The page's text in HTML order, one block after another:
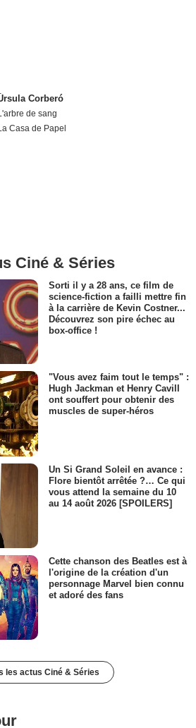
Corberó
de sang
Casa de Papel
Ciné & Séries
Sorti il y a 28 ans, ce film de
science-fiction a failli mettre fin
à la carrière de Kevin Costner...
Découvrez son pire échec au
box-office !
"Vous avez faim tout le temps" :
Hugh Jackman et Henry Cavill
ont souffert pour obtenir des
muscles de super-héros
Un Si Grand Soleil en avance :
Flore bientôt arrêtée ?… Ce qui
vous attend la semaine du 10
au 14 août 2026 [SPOILERS]
Cette chanson des Beatles est à
l'origine de la création d'un
personnage Marvel bien connu
et adoré des fans
les actus Ciné & Séries